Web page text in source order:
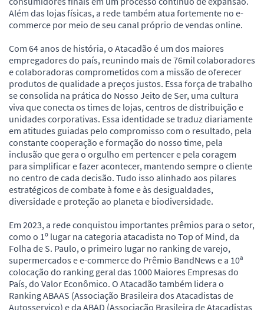
Além das lojas físicas, a rede também atua fortemente no e-
commerce por meio de seu canal próprio de vendas online.
Com 64 anos de história, o Atacadão é um dos maiores
empregadores do país, reunindo mais de 76mil colaboradores
e colaboradoras comprometidos com a missão de oferecer
produtos de qualidade a preços justos. Essa força de trabalho
se consolida na prática do Nosso Jeito de Ser, uma cultura
viva que conecta os times de lojas, centros de distribuição e
unidades corporativas. Essa identidade se traduz diariamente
em atitudes guiadas pelo compromisso com o resultado, pela
constante cooperação e formação do nosso time, pela
inclusão que gera o orgulho em pertencer e pela coragem
para simplificar e fazer acontecer, mantendo sempre o cliente
no centro de cada decisão. Tudo isso alinhado aos pilares
estratégicos de combate à fome e às desigualdades,
diversidade e proteção ao planeta e biodiversidade.
Em 2023, a rede conquistou importantes prêmios para o setor,
como o 1º lugar na categoria atacadista no Top of Mind, da
Folha de S. Paulo, o primeiro lugar no ranking de varejo,
supermercados e e-commerce do Prêmio BandNews e a 10ª
colocação do ranking geral das 1000 Maiores Empresas do
País, do Valor Econômico. O Atacadão também lidera o
Ranking ABAAS (Associação Brasileira dos Atacadistas de
Autosserviço) e da ABAD (Associação Brasileira de Atacadistas